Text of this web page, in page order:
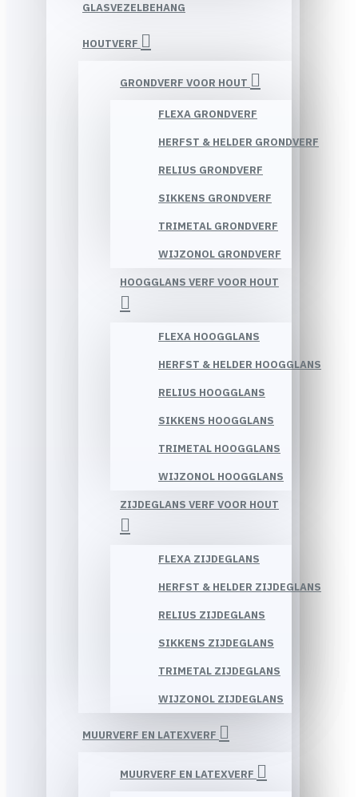
GLASVEZELBEHANG
HOUTVERF
GRONDVERF VOOR HOUT
FLEXA GRONDVERF
HERFST & HELDER GRONDVERF
RELIUS GRONDVERF
SIKKENS GRONDVERF
TRIMETAL GRONDVERF
WIJZONOL GRONDVERF
HOOGGLANS VERF VOOR HOUT
FLEXA HOOGGLANS
HERFST & HELDER HOOGGLANS
RELIUS HOOGGLANS
SIKKENS HOOGGLANS
TRIMETAL HOOGGLANS
WIJZONOL HOOGGLANS
ZIJDEGLANS VERF VOOR HOUT
FLEXA ZIJDEGLANS
HERFST & HELDER ZIJDEGLANS
RELIUS ZIJDEGLANS
SIKKENS ZIJDEGLANS
TRIMETAL ZIJDEGLANS
WIJZONOL ZIJDEGLANS
MUURVERF EN LATEXVERF
MUURVERF EN LATEXVERF